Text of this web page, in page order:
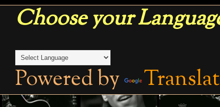
Choose your
Powered by